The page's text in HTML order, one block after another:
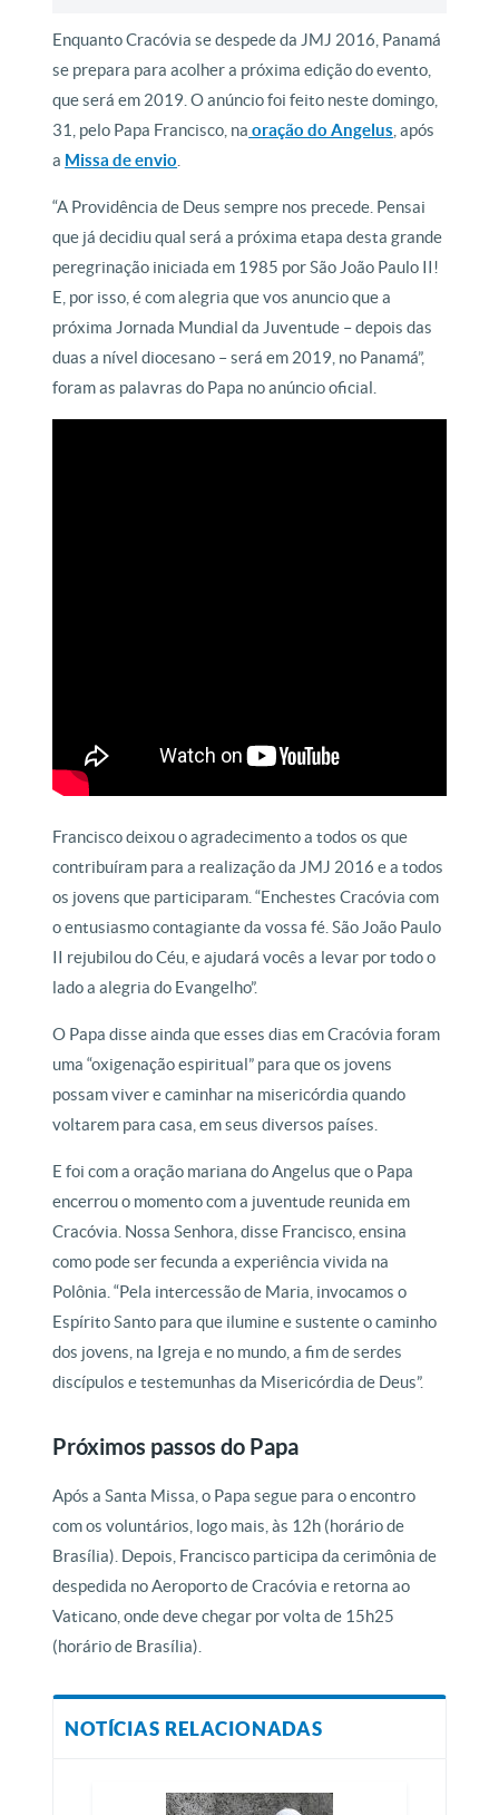
Enquanto Cracóvia se despede da JMJ 2016, Panamá
se prepara para acolher a próxima edição do evento,
que será em 2019. O anúncio foi feito neste domingo,
31, pelo Papa Francisco, na oração do Angelus , após
a Missa de envio
“A Providência de Deus sempre nos precede. Pensai
que já decidiu qual será a próxima etapa desta grande
peregrinação iniciada em 1985 por São João Paulo II!
E, por isso, é com alegria que vos anuncio que a
próxima Jornada Mundial da Juventude – depois das
duas a nível diocesano – será em 2019, no Panamá”,
foram as palavras do Papa no anúncio oficial.
Francisco deixou o agradecimento a todos os que
contribuíram para a realização da JMJ 2016 e a todos
os jovens que participaram. “Enchestes Cracóvia com
o entusiasmo contagiante da vossa fé. São João Paulo
II rejubilou do Céu, e ajudará vocês a levar por todo o
lado a alegria do Evangelho”.
O Papa disse ainda que esses dias em Cracóvia foram
uma “oxigenação espiritual” para que os jovens
possam viver e caminhar na misericórdia quando
voltarem para casa, em seus diversos países.
E foi com a oração mariana do Angelus que o Papa
encerrou o momento com a juventude reunida em
Cracóvia. Nossa Senhora, disse Francisco, ensina
como pode ser fecunda a experiência vivida na
Polônia. “Pela intercessão de Maria, invocamos o
Espírito Santo para que ilumine e sustente o caminho
dos jovens, na Igreja e no mundo, a fim de serdes
discípulos e testemunhas da Misericórdia de Deus”.
Próximos passos do Papa
Após a Santa Missa, o Papa segue para o encontro
com os voluntários, logo mais, às 12h (horário de
Brasília). Depois, Francisco participa da cerimônia de
despedida no Aeroporto de Cracóvia e retorna ao
Vaticano, onde deve chegar por volta de 15h25
(horário de Brasília).
NOTÍCIAS RELACIONADAS